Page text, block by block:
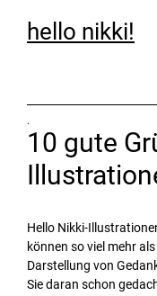
hello nikki!
.
10 gute
Hello Nikki-
können so viel mehr
Darstellung von
Sie daran schon